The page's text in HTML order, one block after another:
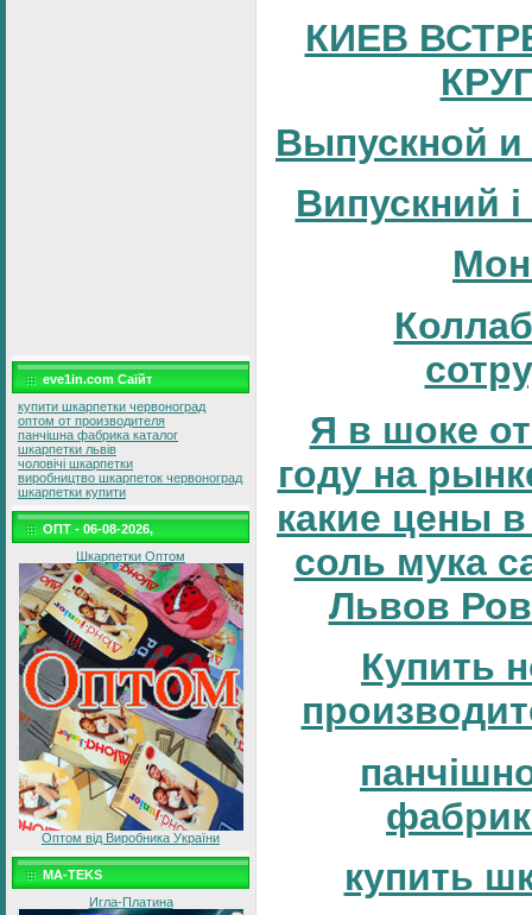
eve1in.com Саїйт
купити шкарпетки червоноград
оптом от производителя
панчішна фабрика каталог
шкарпетки львів
чоловічі шкарпетки
виробництво шкарпеток червоноград
шкарпетки купити
ОПТ - 06-08-2026,
Шкарпетки Оптом
Оптом від Виробника України
MA-TEKS
Игла-Платина
КИЕВ
Выпускной и
Випускний
Я в шоке
году на
какие цены
соль мука
Львов
Купить
купить